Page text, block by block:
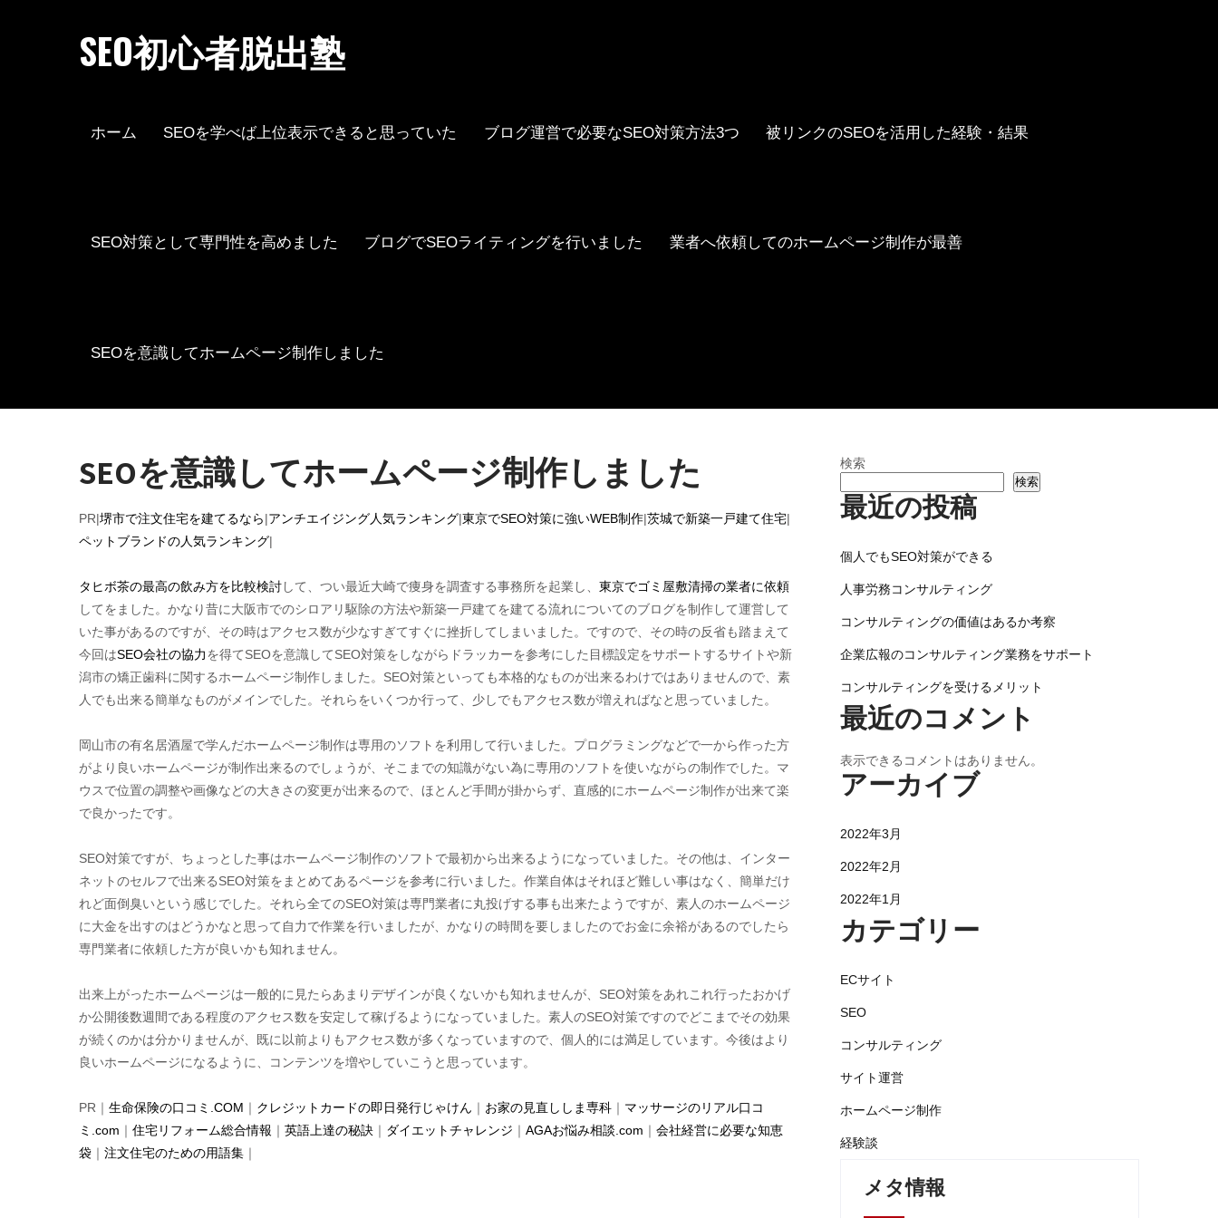
SEO初心者脱出塾
ホーム SEOを学べば上位表示できると思っていた ブログ運営で必要なSEO対策方法3つ 被リンクのSEOを活用した経験・結果
SEO対策として専門性を高めました ブログでSEOライティングを行いました 業者へ依頼してのホームページ制作が最善
SEOを意識してホームページ制作しました
SEOを意識してホームページ制作しました
PR|堺市で注文住宅を建てるなら|アンチエイジング人気ランキング|東京でSEO対策に強いWEB制作|茨城で新築一戸建て住宅|
ペットブランドの人気ランキング|
タヒボ茶の最高の飲み方を比較検討して、つい最近大崎で痩身を調査する事務所を起業し、 東京でゴミ屋敷清掃の業者に依頼
してをました。かなり昔に大阪市でのシロアリ駆除の方法や新築一戸建てを建てる流れについてのブログを制作して運営して
いた事があるのですが、その時はアクセス数が少なすぎてすぐに挫折してしまいました。ですので、その時の反省も踏まえて
今回はSEO会社の協力を得てSEOを意識してSEO対策をしながらドラッカーを参考にした目標設定をサポートするサイトや新
潟市の矯正歯科に関するホームページ制作しました。SEO対策といっても本格的なものが出来るわけではありませんので、素
人でも出来る簡単なものがメインでした。それらをいくつか行って、少しでもアクセス数が増えればなと思っていました。
岡山市の有名居酒屋で学んだホームページ制作は専用のソフトを利用して行いました。プログラミングなどで一から作った方
がより良いホームページが制作出来るのでしょうが、そこまでの知識がない為に専用のソフトを使いながらの制作でした。マ
ウスで位置の調整や画像などの大きさの変更が出来るので、ほとんど手間が掛からず、直感的にホームページ制作が出来て楽
で良かったです。
SEO対策ですが、ちょっとした事はホームページ制作のソフトで最初から出来るようになっていました。その他は、インター
ネットのセルフで出来るSEO対策をまとめてあるページを参考に行いました。作業自体はそれほど難しい事はなく、簡単だけ
れど面倒臭いという感じでした。それら全てのSEO対策は専門業者に丸投げする事も出来たようですが、素人のホームページ
に大金を出すのはどうかなと思って自力で作業を行いましたが、かなりの時間を要しましたのでお金に余裕があるのでしたら
専門業者に依頼した方が良いかも知れません。
出来上がったホームページは一般的に見たらあまりデザインが良くないかも知れませんが、SEO対策をあれこれ行ったおかげ
か公開後数週間である程度のアクセス数を安定して稼げるようになっていました。素人のSEO対策ですのでどこまでその効果
が続くのかは分かりませんが、既に以前よりもアクセス数が多くなっていますので、個人的には満足しています。今後はより
良いホームページになるように、コンテンツを増やしていこうと思っています。
PR｜ 生命保険の口コミ.COM ｜ クレジットカードの即日発行じゃけん ｜ お家の見直ししま専科 ｜ マッサージのリアル口コ
ミ.com ｜ 住宅リフォーム総合情報 ｜ 英語上達の秘訣 ｜ ダイエットチャレンジ ｜ AGAお悩み相談.com ｜ 会社経営に必要な知恵
袋 ｜ 注文住宅のための用語集 ｜
検索
検索
最近の投稿
個人でもSEO対策ができる
人事労務コンサルティング
コンサルティングの価値はあるか考察
企業広報のコンサルティング業務をサポート
コンサルティングを受けるメリット
最近のコメント
表示できるコメントはありません。
アーカイブ
2022年3月
2022年2月
2022年1月
カテゴリー
ECサイト
SEO
コンサルティング
サイト運営
ホームページ制作
経験談
メタ情報